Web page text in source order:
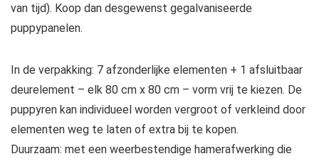
van tijd). Koop dan desgewenst gegalvaniseerde
puppypanelen.
In de verpakking: 7 afzonderlijke elementen + 1 afsluitbaar
deurelement – elk 80 cm x 80 cm – vorm vrij te kiezen. De
puppyren kan individueel worden vergroot of verkleind door
elementen weg te laten of extra bij te kopen.
Duurzaam: met een weerbestendige hamerafwerking die